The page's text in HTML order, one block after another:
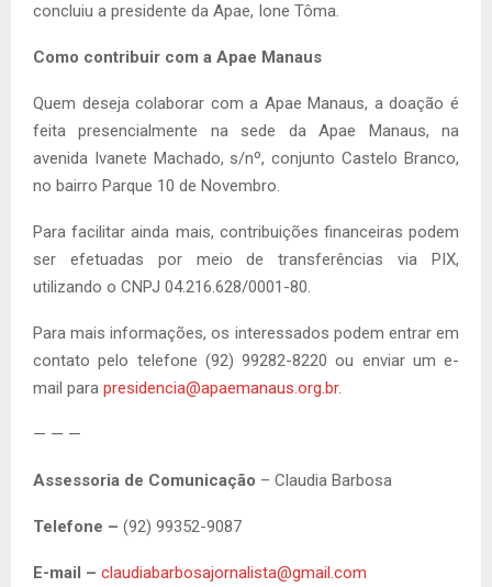
concluiu a presidente da Apae, Ione Tôma.
Como contribuir com a Apae Manaus
Quem deseja colaborar com a Apae Manaus, a doação é
feita presencialmente na sede da Apae Manaus, na
avenida Ivanete Machado, s/nº, conjunto Castelo Branco,
no bairro Parque 10 de Novembro.
Para facilitar ainda mais, contribuições financeiras podem
ser efetuadas por meio de transferências via PIX,
utilizando o CNPJ 04.216.628/0001-80.
Para mais informações, os interessados podem entrar em
contato pelo telefone (92) 99282-8220 ou enviar um e-
mail para presidencia@apaemanaus.org.br.
— — —
Assessoria de Comunicação – Claudia Barbosa
Telefone – (92) 99352-9087
E-mail – claudiabarbosajornalista@gmail.com